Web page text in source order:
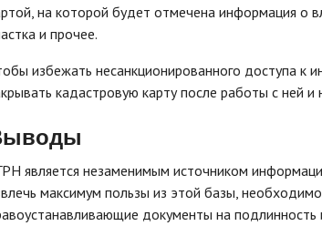
на которой будет отмечена информация о
и прочее.
избежать несанкционированного доступа к
кадастровую карту после работы с ней
является незаменимым источником
максимум пользы из этой базы,
документы на подлинность